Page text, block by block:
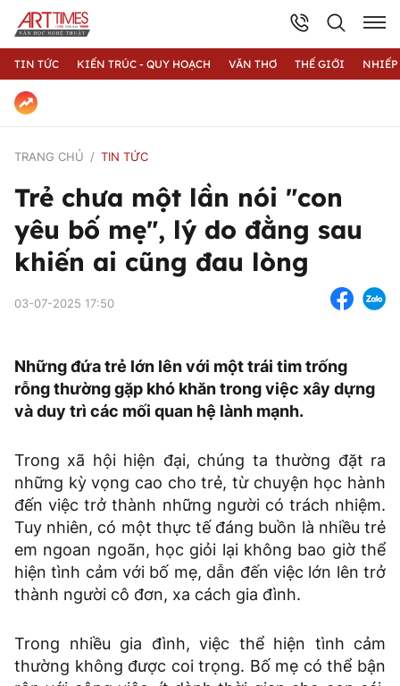
TIN TỨC KIẾN TRÚC - QUY HOẠCH VĂN THƠ THẾ GIỚI
TRANG CHỦ TIN TỨC
Trẻ chưa một lần nói "con
yêu bố mẹ", lý do đằng sau
khiến ai cũng đau lòng
03-07-2025 17:50
Những đứa trẻ lớn lên với một trái tim trống
rỗng thường gặp khó khăn trong việc xây dựng
và duy trì các mối quan hệ lành mạnh.
Trong xã hội hiện đại, chúng ta thường đặt ra
những kỳ vọng cao cho trẻ, từ chuyện học hành
đến việc trở thành những người có trách nhiệm.
Tuy nhiên, có một thực tế đáng buồn là nhiều trẻ
em ngoan ngoãn, học giỏi lại không bao giờ thể
hiện tình cảm với bố mẹ, dẫn đến việc lớn lên trở
thành người cô đơn, xa cách gia đình.
Trong nhiều gia đình, việc thể hiện tình cảm
thường không được coi trọng. Bố mẹ có thể bận